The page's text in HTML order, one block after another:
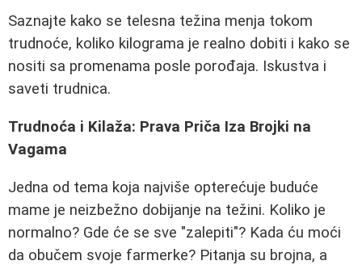
Saznajte kako se telesna težina menja tokom
trudnoće, koliko kilograma je realno dobiti i kako se
nositi sa promenama posle porođaja. Iskustva i
saveti trudnica.
Trudnoća i Kilaža: Prava Priča Iza Brojki na
Vagama
Jedna od tema koja najviše opterećuje buduće
mame je neizbežno dobijanje na težini. Koliko je
normalno? Gde će se sve "zalepiti"? Kada ću moći
da obučem svoje farmerke? Pitanja su brojna, a